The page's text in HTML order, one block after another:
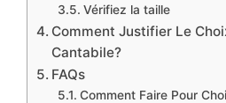
Vérifiez la taille
Comment Justifier Le
Cantabile?
FAQs
Comment Faire Pour